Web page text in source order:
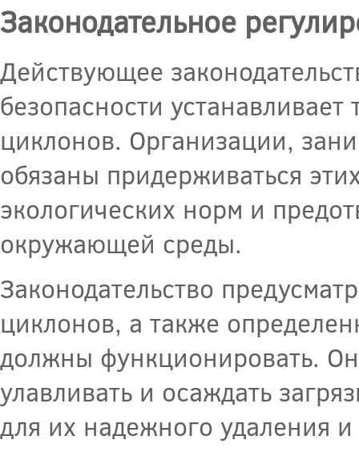
Законодательное
Действующее
безопасности
циклонов. Организации,
обязаны придерживаться
экологических норм и
окружающей среды.
Законодательство
циклонов, а также
должны функционировать.
улавливать и осаждать
для их надежного удаления